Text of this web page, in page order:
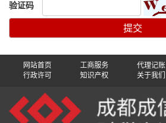
验证码
网站首页 工商服务 代理记账
行政许可
知识产权 关于我们